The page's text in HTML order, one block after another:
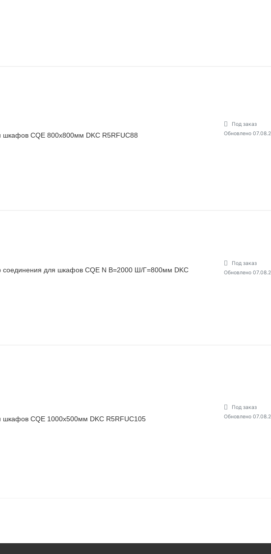
CQE 800х800мм DKC R5RFUC88
Под заказ
Обновлено
соединения для шкафов CQE N В=2000 Ш/Г=800мм DKC
Под заказ
Обновлено
шкафов CQE 1000х500мм DKC R5RFUC105
Под заказ
Обновлено